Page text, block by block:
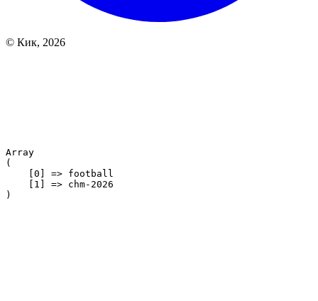
© Кик, 2026
Array
(
    [0] => football
    [1] => chm-2026